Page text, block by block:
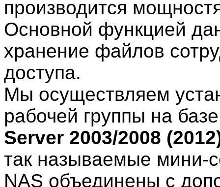
производится
Основной функцией
хранение файлов
доступа.
Мы осуществляем
рабочей группы на
Server 2003/2008
так называемые мини-
NAS объединены с